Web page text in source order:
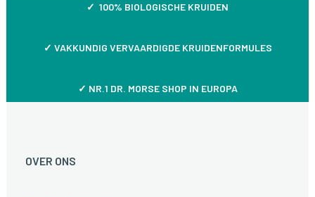
✓ 100% BIOLOGISCHE KRUIDEN
✓ VAKKUNDIG VERVAARDIGDE KRUIDENFORMULES
✓ NR.1 DR. MORSE SHOP IN EUROPA
OVER ONS